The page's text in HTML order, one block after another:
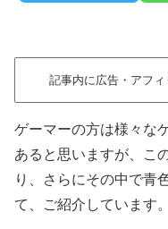
記事内に広告・アフィ
ゲーマーの方は様々な
あると思いますが、こ
り、さらにその中で青
て、ご紹介しています。